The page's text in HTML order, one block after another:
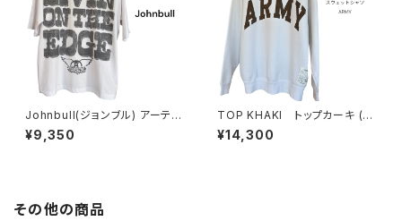
Johnbull(ジョンブル) アーティ
ストTシャツ (AEROSMITH L
IVIN ON THE EDGE)
¥9,350
TOP KHAKI トップカーキ (J
ohnbull) スウェットシャツ (u
nisex)
¥14,300
その他の商品